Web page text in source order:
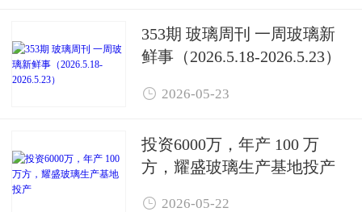
353期 玻璃周刊 一周玻璃新
鲜事（2026.5.18-2026.5.23）
 2026-05-23
投资6000万，年产 100 万
方，耀盛玻璃生产基地投产
 2026-05-22